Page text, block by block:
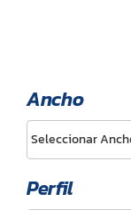
Ancho
Perfil